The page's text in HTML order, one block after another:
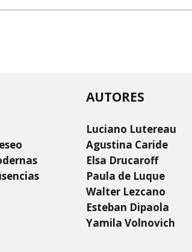
AUTORES
Luciano Lutereau
Agustina Caride
Elsa Drucaroff
Paula de Luque
Walter Lezcano
Esteban Dipaola
Yamila Volnovich